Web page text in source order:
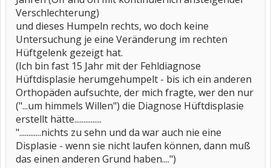
Verschlechterung)
und dieses Humpeln rechts, wo doch keine
Untersuchung je eine Veränderung im rechten
Hüftgelenk gezeigt hat.
(Ich bin fast 15 Jahr mit der Fehldiagnose
Hüftdisplasie herumgehumpelt - bis ich ein anderen
Orthopäden aufsuchte, der mich fragte, wer den nur
("...um himmels Willen") die Diagnose Hüftdisplasie
erstellt hätte...............
"............nichts zu sehn und da war auch nie eine
Displasie - wenn sie nicht laufen können, dann muß
das einen anderen Grund haben....")